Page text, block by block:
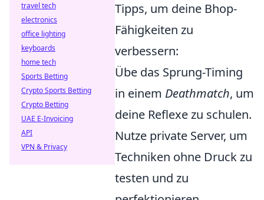
Tipps, um deine Bhop-
Fähigkeiten zu
verbessern:
Übe das Sprung-Timing
in einem Deathmatch, um
deine Reflexe zu schulen.
Nutze private Server, um
Techniken ohne Druck zu
testen und zu
travel tech
electronics
office lighting
keyboards
home tech
Sports Betting
Crypto Sports Betting
Crypto Betting
UAE E-Invoicing
API
VPN & Privacy